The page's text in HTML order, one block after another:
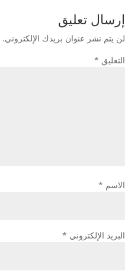
إرسال تعليق
لن يتم نشر عنوان بريدك الإلكتروني.
التعليق *
الاسم *
البريد الإلكتروني *